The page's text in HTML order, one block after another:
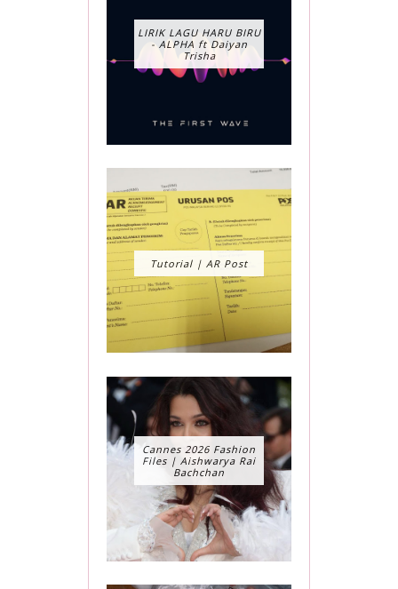
LIRIK LAGU HARU BIRU
- ALPHA ft Daiyan
Trisha
Tutorial | AR Post
Cannes 2026 Fashion
Files | Aishwarya Rai
Bachchan